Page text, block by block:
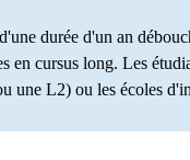
durée d'un an
en cursus long. Les
une L2) ou les écoles